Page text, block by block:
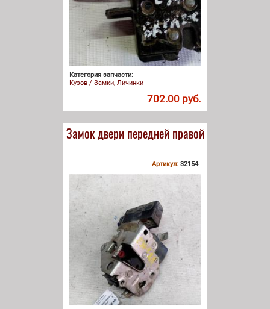
Категория запчасти:
Кузов / Замки, Личинки
702.00 руб.
Замок двери передней правой
Артикул: 32154